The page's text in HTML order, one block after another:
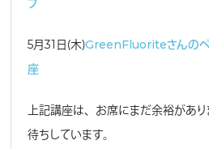
プ
5月31日（木）GreenFluoriteさんのペ
座
上記講座は、お席にまだ余裕があ
待ちしています。